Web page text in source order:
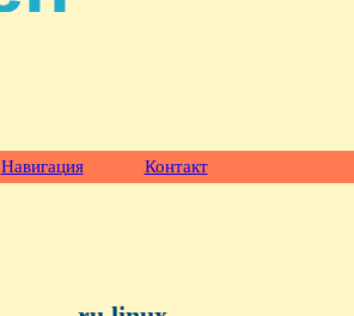
Навигация Контакт